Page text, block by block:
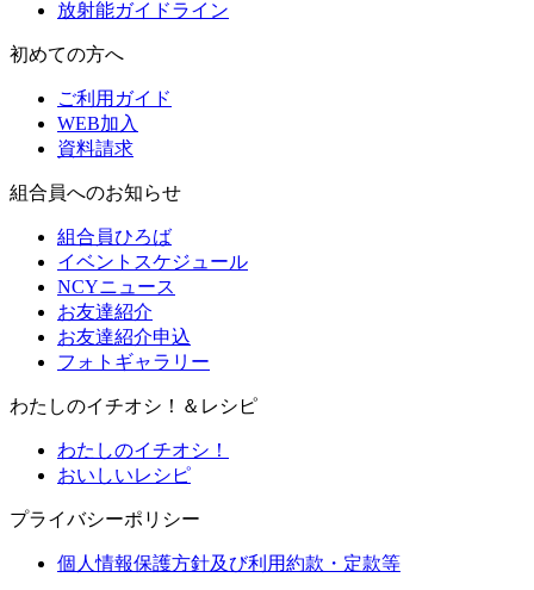
放射能ガイドライン
初めての方へ
ご利用ガイド
WEB加入
資料請求
組合員へのお知らせ
組合員ひろば
イベントスケジュール
NCYニュース
お友達紹介
お友達紹介申込
フォトギャラリー
わたしのイチオシ！＆レシピ
わたしのイチオシ！
おいしいレシピ
プライバシーポリシー
個人情報保護方針及び利用約款・定款等